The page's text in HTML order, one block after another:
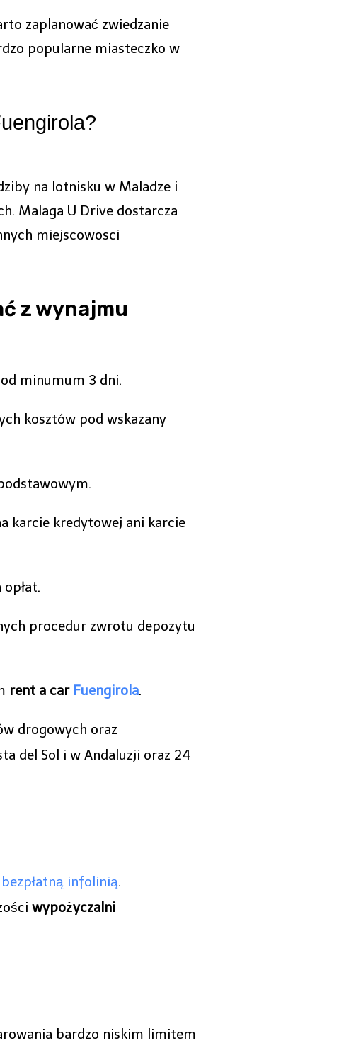
zaplanować zwiedzanie
popularne miasteczko w
na lotnisku w Maladze i
Malaga U Drive dostarcza
miejscowosci
z wynajmu
minumum 3 dni.
kosztów pod wskazany
karcie kredytowej ani karcie
procedur zwrotu depozytu
rent a car Fuengirola.
drogowych oraz
del Sol i w Andaluzji oraz 24
bezpłatną infolinią.
wypożyczalni
bardzo niskim limitem